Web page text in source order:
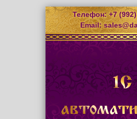
1С
Телефон: +7
Email: